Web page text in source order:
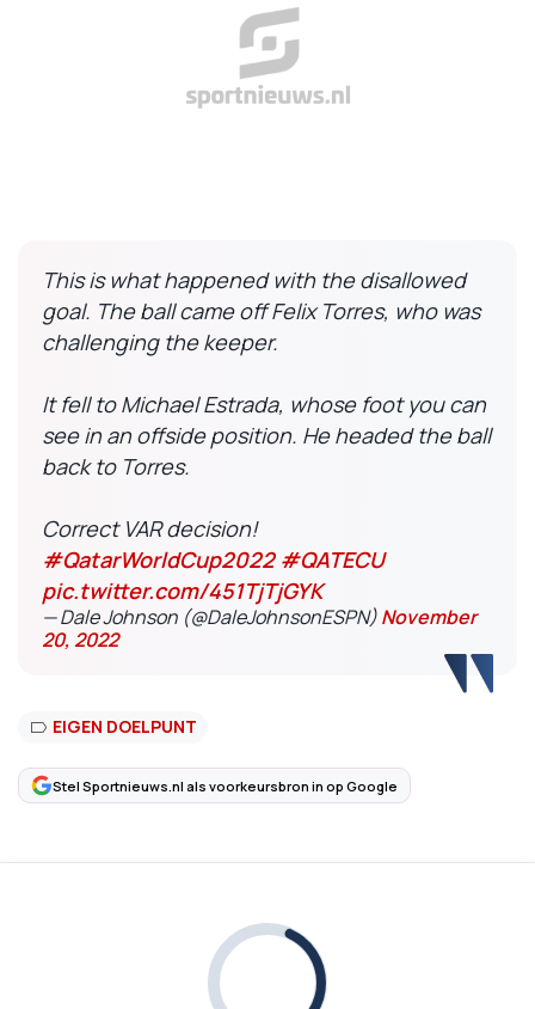
This is what happened with the disallowed
goal. The ball came off Felix Torres, who was
challenging the keeper.
It fell to Michael Estrada, whose foot you can
see in an offside position. He headed the ball
back to Torres.
Correct VAR decision!
#QatarWorldCup2022 #QATECU
pic.twitter.com/451TjTjGYK
— Dale Johnson (@DaleJohnsonESPN)November
20, 2022
EIGEN DOELPUNT
Stel Sportnieuws.nl als voorkeursbron in op Google